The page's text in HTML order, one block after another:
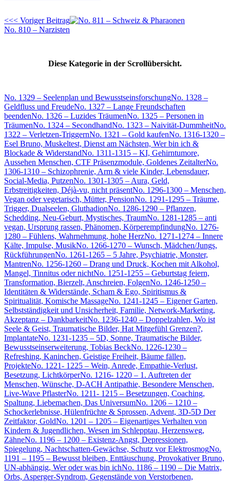
<<< Voriger Beitrag
No. 810 – Narzisten
Diese Kategorie in der Scrollübersicht.
No. 1329 – Seelenplan und BewusstseinsforschungNo. 1328 –
Geldfluss und FreudeNo. 1327 – Lange Freundschaften
beendenNo. 1326 – Luzides TräumenNo. 1325 – Personen in
TräumenNo. 1324 – SecondhandNo. 1323 – Naivität-DummheitNo.
1322 – Verletzen-TriggernNo. 1321 – Gold kaufenNo. 1316-1320 –
Esel Bruno, Muskeltest, Dienst am Nächsten, Wer bin ich &
Blockade & WiderstandNo. 1311-1315 – KI, Gehirntumore,
Aussehen Menschen, CTF Präsenzmodule, Goldenes ZeitalterNo.
1306-1310 – Schizophrenie, Arm & viele Kinder, Lebensdauer,
Social-Media, PutzenNo. 1301-1305 – Aura, Geld,
Erbstreitigkeiten, Déjà-vu, nicht präsentNo. 1296-1300 – Menschen,
Vegan oder vegetarisch, Mütter, PensionNo. 1291-1295 – Träume,
Trigger, Dualseelen, GluthadionNo. 1286-1290 – Pflanzen,
Schedding, Neu-Geburt, Mystisches, TraumNo. 1281-1285 – anti
vegan, Ursprung rassen, Phänomen, KörperempfindungNo. 1276-
1280 – Fühlens, Wahrnehmung, hohe HerzNo. 1271-1274 – Innere
Kälte, Impulse, MusikNo. 1266-1270 – Wunsch, Mädchen/Jungs,
RückführungenNo. 1261-1265 – 5 Jahre, Psychiatrie, Monster,
MantrenNo. 1256-1260 – Drang und Druck, Kochen mit Alkohol,
Mangel, Tinnitus oder nichtNo. 1251-1255 – Geburtstag feiern,
Transformation, Bierzelt, Anschreien, FolgenNo. 1246-1250 –
Identitäten & Widerstände, Scham & Ego, Spiritismus &
Spiritualität, Komische MassageNo. 1241-1245 – Eigener Garten,
Selbstständigkeit und Unsicherheit, Familie, Network-Marketing,
Akzeptanz – DankbarkeitNo. 1236-1240 – Doppelzahlen, Wo ist
Seele & Geist, Traumatische Bilder, Hat Mitgefühl Grenzen?,
ImplantateNo. 1231-1235 – 5D, Sonne, Traumatische Bilder,
Bewusstseinserweiterung, Tobias BeckNo. 1226-1230 –
Refreshing, Kaninchen, Geistige Freiheit, Bäume fällen,
ProjekteNo. 1221- 1225 – Wein, Anrede, Empathie-Verlust,
Besetzung, LichtkörperNo. 1216- 1220 – 1. Auftreten der
Menschen, Wünsche, D-ACH Antipathie, Besondere Menschen,
Live-Wave PflasterNo. 1211- 1215 – Besetzungen, Coaching,
Spaltung, Liebemachen, Das UniversumNo. 1206 – 1210 –
Schockerlebnisse, Hülenfrüchte & Sprossen, Advent, 3D-5D Der
Zeitfaktor, GoldNo. 1201 – 1205 – Eigenartiges Verhalten von
Kindern & Jugendlichen, Wesen im Schlepptau, Herzensweg,
ZähneNo. 1196 – 1200 – Existenz-Angst, Depressionen,
Spiegelung, Nachtschatten-Gewächse, Schutz vor ElektrosmogNo.
1191 – 1195 – Bewusst bleiben, Enttäuschung, Provokativer Bruno,
UN-abhängig, Wer oder was bin ichNo. 1186 – 1190 – Die Matrix,
Orbs, Asperger-Syndrom, Gegenstände von Verstorbenen,